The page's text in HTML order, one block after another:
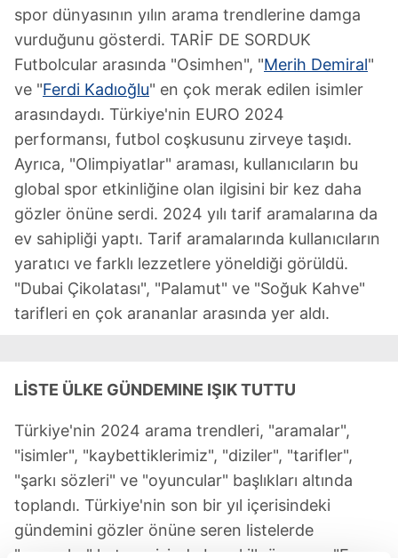
spor dünyasının yılın arama trendlerine damga
vurduğunu gösterdi. TARİF DE SORDUK
Futbolcular arasında "Osimhen", "Merih Demiral"
ve "Ferdi Kadıoğlu" en çok merak edilen isimler
arasındaydı. Türkiye'nin EURO 2024
performansı, futbol coşkusunu zirveye taşıdı.
Ayrıca, "Olimpiyatlar" araması, kullanıcıların bu
global spor etkinliğine olan ilgisini bir kez daha
gözler önüne serdi. 2024 yılı tarif aramalarına da
ev sahipliği yaptı. Tarif aramalarında kullanıcıların
yaratıcı ve farklı lezzetlere yöneldiği görüldü.
"Dubai Çikolatası", "Palamut" ve "Soğuk Kahve"
tarifleri en çok arananlar arasında yer aldı.
LİSTE ÜLKE GÜNDEMINE IŞIK TUTTU
Türkiye'nin 2024 arama trendleri, "aramalar",
"isimler", "kaybettiklerimiz", "diziler", "tarifler",
"şarkı sözleri" ve "oyuncular" başlıkları altında
toplandı. Türkiye'nin son bir yıl içerisindeki
gündemini gözler önüne seren listelerde